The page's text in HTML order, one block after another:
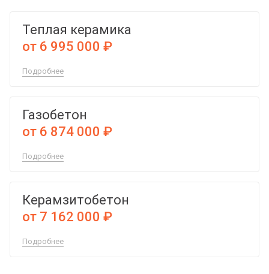
Теплая керамика
от 6 995 000 ₽
Подробнее
Газобетон
от 6 874 000 ₽
Подробнее
Керамзитобетон
от 7 162 000 ₽
Подробнее